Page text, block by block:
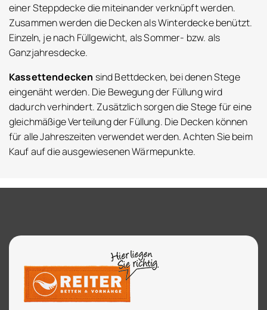
einer Steppdecke die miteinander verknüpft werden.
Zusammen werden die Decken als Winterdecke benützt.
Einzeln, je nach Füllgewicht, als Sommer- bzw. als
Ganzjahresdecke.
Kassettendecken sind Bettdecken, bei denen Stege
eingenäht werden. Die Bewegung der Füllung wird
dadurch verhindert. Zusätzlich sorgen die Stege für eine
gleichmäßige Verteilung der Füllung. Die Decken können
für alle Jahreszeiten verwendet werden. Achten Sie beim
Kauf auf die ausgewiesenen Wärmepunkte.